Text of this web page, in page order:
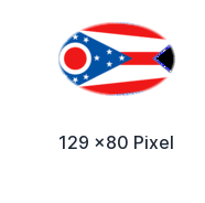
129 x80 Pixel